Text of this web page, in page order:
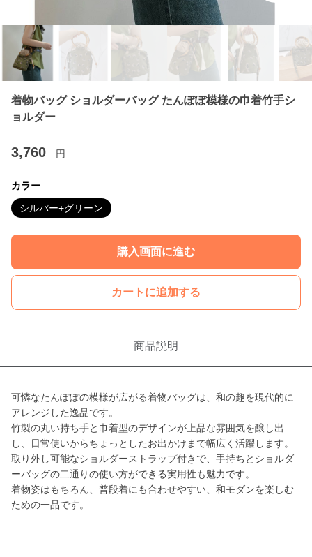
着物バッグ ショルダーバッグ たんぽぽ模様の巾着竹手シ
ョルダー
3,760 円
カラー
シルバー+グリーン
購入画面に進む
カートに追加する
商品説明
可憐なたんぽぽの模様が広がる着物バッグは、和の趣を現代的に
アレンジした逸品です。
竹製の丸い持ち手と巾着型のデザインが上品な雰囲気を醸し出
し、日常使いからちょっとしたお出かけまで幅広く活躍します。
取り外し可能なショルダーストラップ付きで、手持ちとショルダ
ーバッグの二通りの使い方ができる実用性も魅力です。
着物姿はもちろん、普段着にも合わせやすい、和モダンを楽しむ
ための一品です。